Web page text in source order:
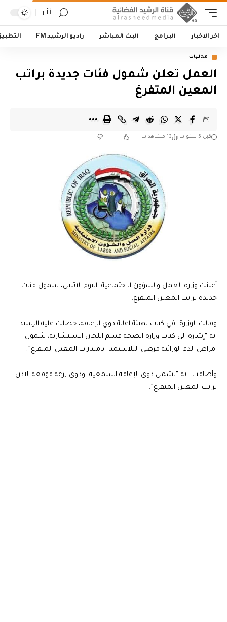
أأ
اخر الاخبار البرامج البث المباشر راديو الرشيد FM
محليات
العمل تعلن شمول فئات جديدة براتب
المعين المتفرغ
قبل 5 سنوات 13 مشاهدات
أعلنت وزارة العمل والشؤون الاجتماعية، اليوم الاثنين، شمول فئات
جديدة براتب المعين المتفرغ.
وقالت الوزارة، في كتاب لهيئة اعانة ذوي الإعاقة، حصلت عليه الرشيد،
انه “إشارة الى كتاب وزارة الصحة قسم اللجان الاستشارية، شمول
امراض الدم الوراثية مرضى الثلاسيميا بامتيازات المعين المتفرغ”.
وأضافت، انه “يشمل ذوي الإعاقة السمعية وذوي زرعة قوقعة الاذن
براتب المعين المتفرغ”.